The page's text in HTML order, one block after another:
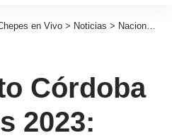
en Vivo > Noticias > Nacionales
Córdoba
2023: